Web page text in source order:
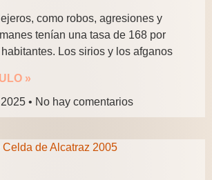
como robos, agresiones y
tenían una tasa de 168 por
Los sirios y los afganos
»
No hay comentarios